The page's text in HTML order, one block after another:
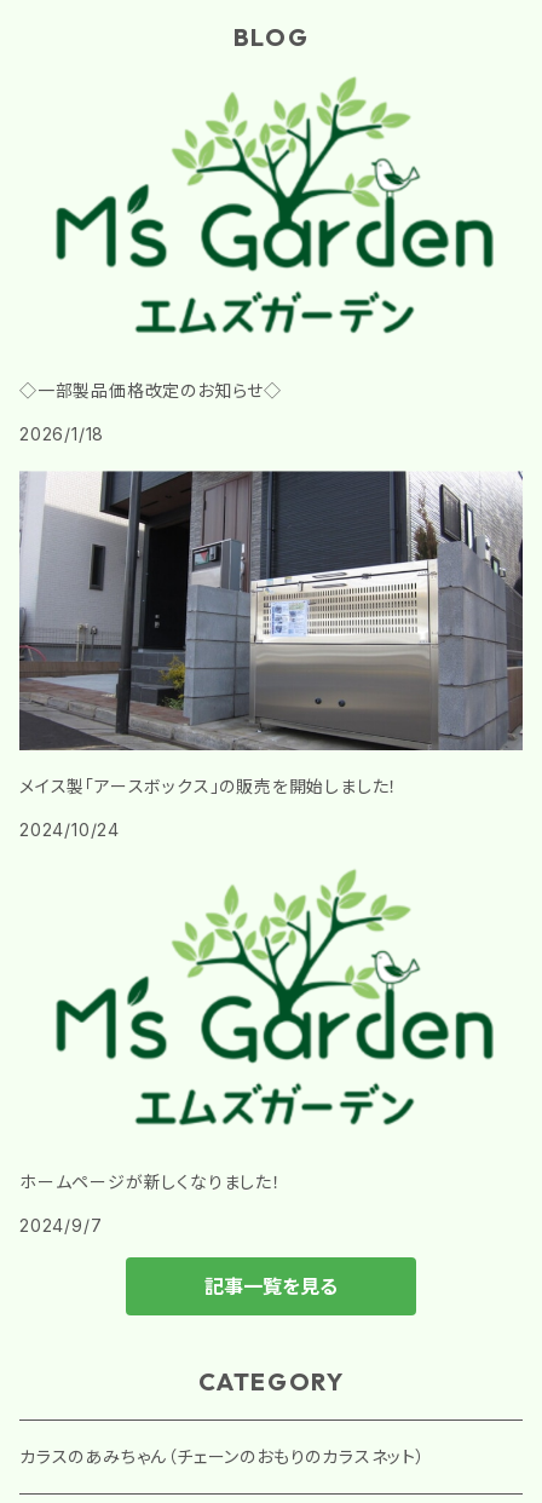
BLOG
◇一部製品価格改定のお知らせ◇
2026/1/18
メイス製「アースボックス」の販売を開始しました！
2024/10/24
ホームページが新しくなりました！
2024/9/7
記事一覧を見る
CATEGORY
カラスのあみちゃん（チェーンのおもりのカラスネット）